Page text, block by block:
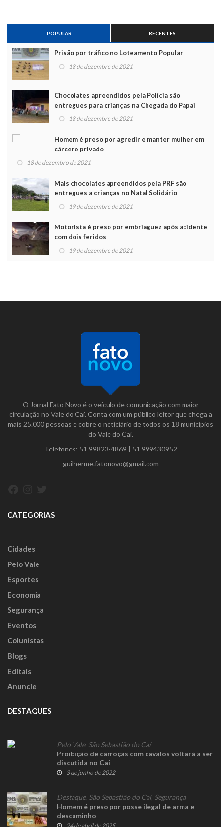
POPULAR RECENTES
Prisão por tráfico no Loteamento Popular
18 de dezembro de 2021
Chocolates apreendidos pela Polícia são
entregues para crianças na Chegada do Papai
Noel 18 de dezembro de 2021
Homem é preso por agredir e manter mulher em
cárcere privado
18 de dezembro de 2021
Mais chocolates apreendidos pela PRF são
entregues a crianças no Natal Solidário
19 de dezembro de 2021
Motorista é preso por embriaguez após acidente
com dois feridos
19 de dezembro de 2021
O Jornal Fato Novo é o veículo de comunicação com maior
circulação no Vale do Caí. Conta com um público leitor que chega a
mais 25.000 pessoas e cobre o noticiário de todos os 18 municípios
do Vale do Caí.
Telefones: 51 99823-4869 | 51 999430952
guilherme.fatonovo@gmail.com
CATEGORIAS
Cidades
Pelo Vale
Esportes
Economia
Segurança
Eventos
Colunistas
Blogs
Editais
Anuncie
DESTAQUES
Pelo Vale, São Sebastião do Caí
Proibição de carroças com cavalos voltará a ser
discutida no Caí
3 de junho de 2022
Destaque, São Sebastião do Caí, Segurança
Homem é preso por posse ilegal de arma e
descaminho
24 de abril de 2025